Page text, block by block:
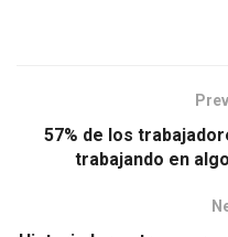
57% de los
trabajando en